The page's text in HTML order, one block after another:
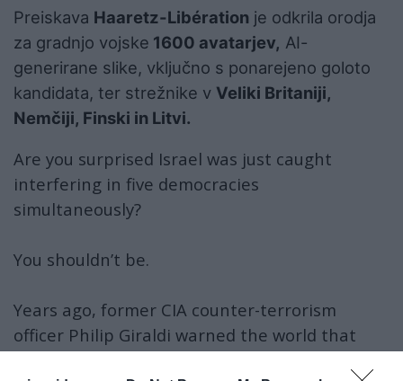
Preiskava Haaretz-Libération je odkrila orodja
za gradnjo vojske 1600 avatarjev, AI-
generirane slike, vključno s ponarejeno goloto
kandidata, ter strežnike v Veliki Britaniji,
Nemčiji, Finski in Litvi.
Are you surprised Israel was just caught
interfering in five democracies
simultaneously?
You shouldn’t be.
Years ago, former CIA counter-terrorism
officer Philip Giraldi warned the world that